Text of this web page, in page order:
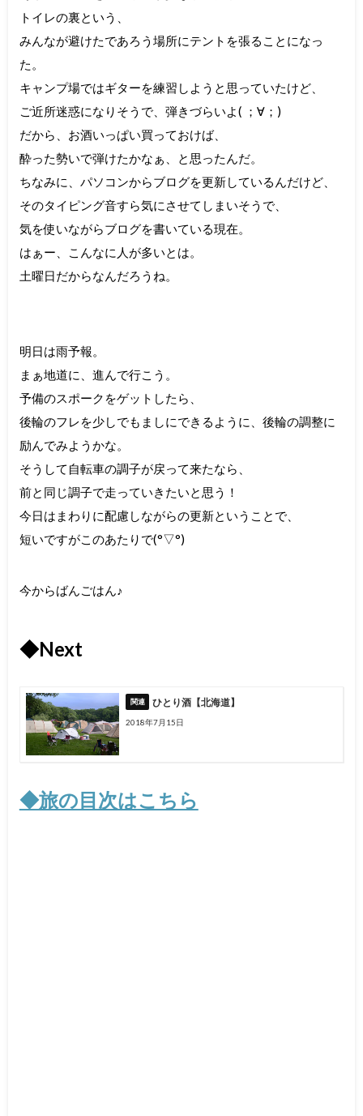
トイレの裏という、
みんなが避けたであろう場所にテントを張ることになっ
た。
キャンプ場ではギターを練習しようと思っていたけど、
ご近所迷惑になりそうで、弾きづらいよ( ；∀；)
だから、お酒いっぱい買っておけば、
酔った勢いで弾けたかなぁ、と思ったんだ。
ちなみに、パソコンからブログを更新しているんだけど、
そのタイピング音すら気にさせてしまいそうで、
気を使いながらブログを書いている現在。
はぁー、こんなに人が多いとは。
土曜日だからなんだろうね。
明日は雨予報。
まぁ地道に、進んで行こう。
予備のスポークをゲットしたら、
後輪のフレを少しでもましにできるように、後輪の調整に
励んでみようかな。
そうして自転車の調子が戻って来たなら、
前と同じ調子で走っていきたいと思う！
今日はまわりに配慮しながらの更新ということで、
短いですがこのあたりで(°▽°)
今からばんごはん♪
◆Next
ひとり酒【北海道】
2018年7月15日
◆旅の目次はこちら